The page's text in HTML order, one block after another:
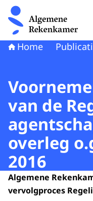
Naar de homepage
Home
van de
overleg
2016
Algemene
vervolgproces